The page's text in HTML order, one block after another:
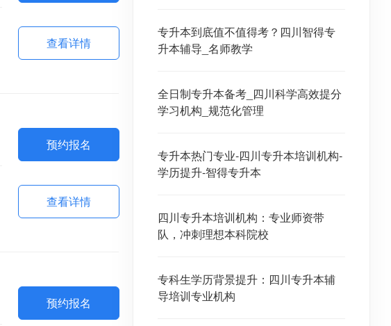
查看详情
预约报名
查看详情
预约报名
专升本到底值不值得考？四川智得专
升本辅导_名师教学
全日制专升本备考_四川科学高效提分
学习机构_规范化管理
专升本热门专业-四川专升本培训机构-
学历提升-智得专升本
四川专升本培训机构：专业师资带
队，冲刺理想本科院校
专科生学历背景提升：四川专升本辅
导培训专业机构